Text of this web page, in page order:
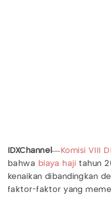
IDXChannel— Komisi VIII
bahwa biaya haji tahun
kenaikan dibandingkan
faktor-faktor yang